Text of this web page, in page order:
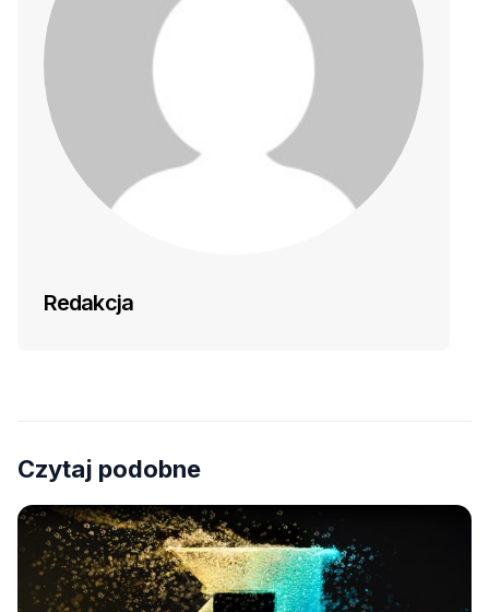
Redakcja
Czytaj podobne